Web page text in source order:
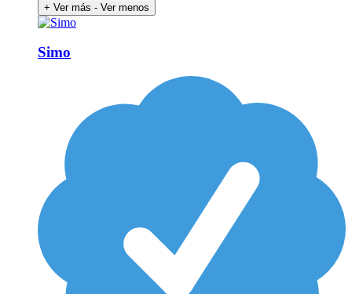
+ Ver más - Ver menos
Simo